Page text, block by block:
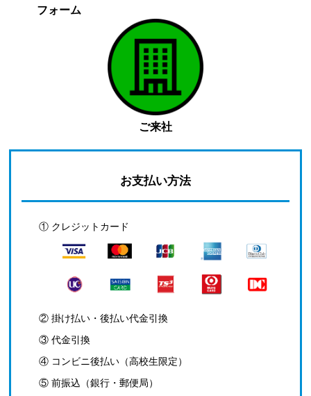
フォーム
ご来社
お支払い方法
① クレジットカード
② 掛け払い・後払い代金引換
③ 代金引換
④ コンビニ後払い（高校生限定）
⑤ 前振込（銀行・郵便局）